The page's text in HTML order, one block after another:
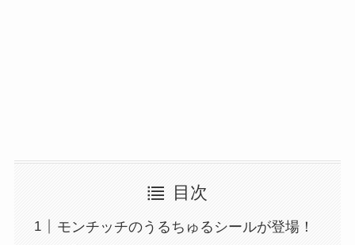
目次
モンチッチのうるちゅるシールが登場！